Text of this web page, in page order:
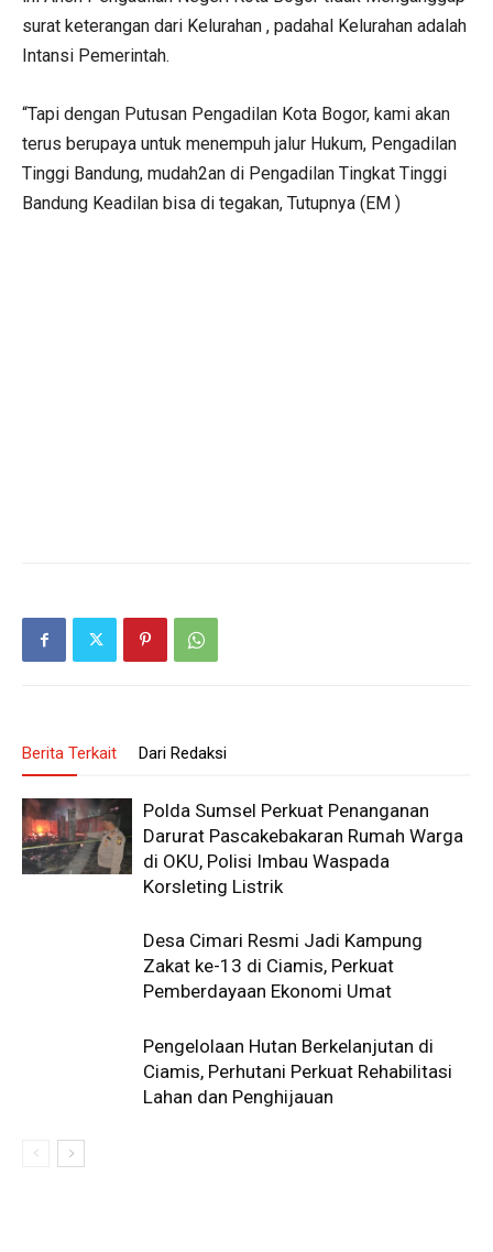
surat keterangan dari Kelurahan , padahal Kelurahan adalah
Intansi Pemerintah.
“Tapi dengan Putusan Pengadilan Kota Bogor, kami akan
terus berupaya untuk menempuh jalur Hukum, Pengadilan
Tinggi Bandung, mudah2an di Pengadilan Tingkat Tinggi
Bandung Keadilan bisa di tegakan, Tutupnya (EM )
Berita Terkait Dari Redaksi
Polda Sumsel Perkuat Penanganan
Darurat Pascakebakaran Rumah Warga
di OKU, Polisi Imbau Waspada
Korsleting Listrik
Desa Cimari Resmi Jadi Kampung
Zakat ke-13 di Ciamis, Perkuat
Pemberdayaan Ekonomi Umat
Pengelolaan Hutan Berkelanjutan di
Ciamis, Perhutani Perkuat Rehabilitasi
Lahan dan Penghijauan